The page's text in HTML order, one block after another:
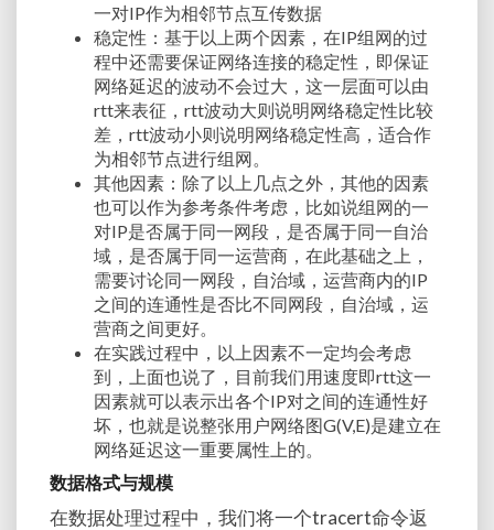
一对IP作为相邻节点互传数据
稳定性：基于以上两个因素，在IP组网的过
程中还需要保证网络连接的稳定性，即保证
网络延迟的波动不会过大，这一层面可以由
rtt来表征，rtt波动大则说明网络稳定性比较
差，rtt波动小则说明网络稳定性高，适合作
为相邻节点进行组网。
其他因素：除了以上几点之外，其他的因素
也可以作为参考条件考虑，比如说组网的一
对IP是否属于同一网段，是否属于同一自治
域，是否属于同一运营商，在此基础之上，
需要讨论同一网段，自治域，运营商内的IP
之间的连通性是否比不同网段，自治域，运
营商之间更好。
在实践过程中，以上因素不一定均会考虑
到，上面也说了，目前我们用速度即rtt这一
因素就可以表示出各个IP对之间的连通性好
坏，也就是说整张用户网络图G(V,E)是建立在
网络延迟这一重要属性上的。
数据格式与规模
在数据处理过程中，我们将一个tracert命令返